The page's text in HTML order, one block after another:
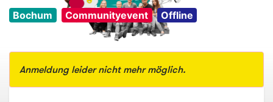
Bochum Communityevent Offline
Anmeldung leider nicht mehr möglich.